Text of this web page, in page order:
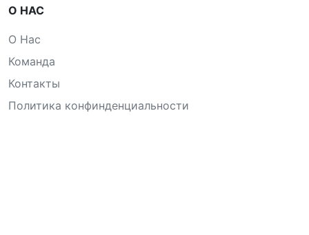
О НАС
О Нас
Команда
Контакты
Политика конфинденциальности